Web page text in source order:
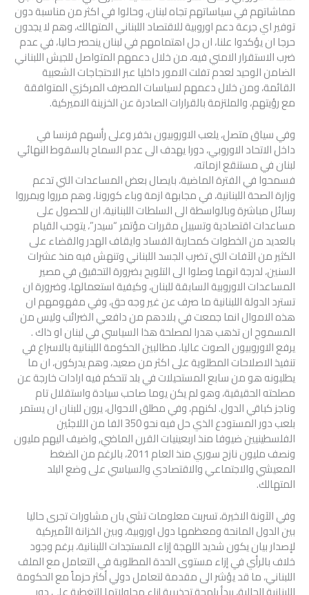
مماشاتهم في سياساتهم تجاه لبنان، وحالوا في اكثر من مناسبة دون
توفير اي جرعة دعم اوروبية للاقتصاد اللبناني المتهالك، وهم لا يجدون
حرجا ان يؤكدوا علنا، ان جل اهتمامهم في لبنان ينحصر حاليا، في عدم
ضرب الاستقرار الامني فيه، من خلال دعمهم المتواصل للجيش اللبناني
الضامن الوحيد لعدم تفلت الامور داخليا عبر الاحتجاجات الشعبية
القائمة، ومن خلال دعمهم لسياسات المصرف المركزي المتوافقة
مع رؤيتهم، والملتزمة بالقرارات الصادرة عن الخزينة الاميركية.
وفي سياق متصل، يلعب الاوروبيون بخفر وعلى رأسهم فرنسا في
داخل الاتحاد الاوروبي، دورا يهدف الى عدم السماح بالسقوط النهائي
لبنان في مستنقع ازماته،
فسمحوا في الفترة الماضية، بايصال بعض المساعدات التي تدعم
وزارة الصحة اللبنانية، في مجابهة ازمة وباء كورونا، وهم مرروا ويمرروا
رسائل مباشرة وبالواسطة الى السلطات اللبنانية، ان للحصول على
مساعدات اقتصادية وتسييل مقررات مؤتمر “سيدر”، يتوجب القيام
بالعديد من الخطوات كمحاربة الفساد وايقاف الهدر والقضاء على
الكثير من الآفات التي تضرب الجسد اللبناني وتنهش فيه منذ عشرات
السنين، لدرجة انهما وصلوا الى التلويح بضرورة التحقيق في مصير
المساعدات الاوروبية السابقة للبنان، وكيفية استعمالها، وضرورة ان
تسترد الدولة اللبنانية ما صرف عن غير وجه حق، وفي مفهومهم ان
هذه الاموال انما جمعت في بلادهم من دافعي الضرائب وليس من
المسموح ان تذهب هدرا لمصلحة هذا السياسي في لبنان او ذاك .
يرفع الاوروبيون الصوت عاليا، مطالبين الحكومة اللبنانية بالاسراع في
تنفيذ الاصلاحات المطلوية على اكثر من صعيد، وهم يدركون، ان ما
يطلبونه هو من سابع المستحيلات في بلد تتحكم فيه ارادات خارجة عن
مصلحته الحقيقية، وهو لم يكن يوما صاحب سيادة واستقلال تام
وناجز كباقي الدول. لكنهم، وفي مطلق الاحوال، يرون للبنان ان يستمر
بلعب دور المستودع الذي حل فيه نحو 350 الفا من اللاجئين
الفلسطينيين ضيوفا منذ اربعينيات القرن الماضي, واضيف اليهم مليون
ونصف مليون نازح سوري منذ العام 2011، بالرغم من الضغط
المعيشي والاجتماعي والاقتصادي والسياسي على وضع البلد
المتهالك.
وفي الآونة الاخيرة، تسربت معلومات تشي بان مشاورات تجرى حاليا
بين الدول المانحة ومعظمها دول اوروبية، وبين الخزانة الأميركية
لإصدار بيان يكون شديد اللهجة إزاء المستجدات اللبنانية، برغم وجود
خلاف بالرأي في إزاء مستوى الحدة المطلوبة في التعامل مع الملف
اللبناني، ما قد يؤشر الى مقدمة لتعامل دولي أكثر حزماً مع الحكومة